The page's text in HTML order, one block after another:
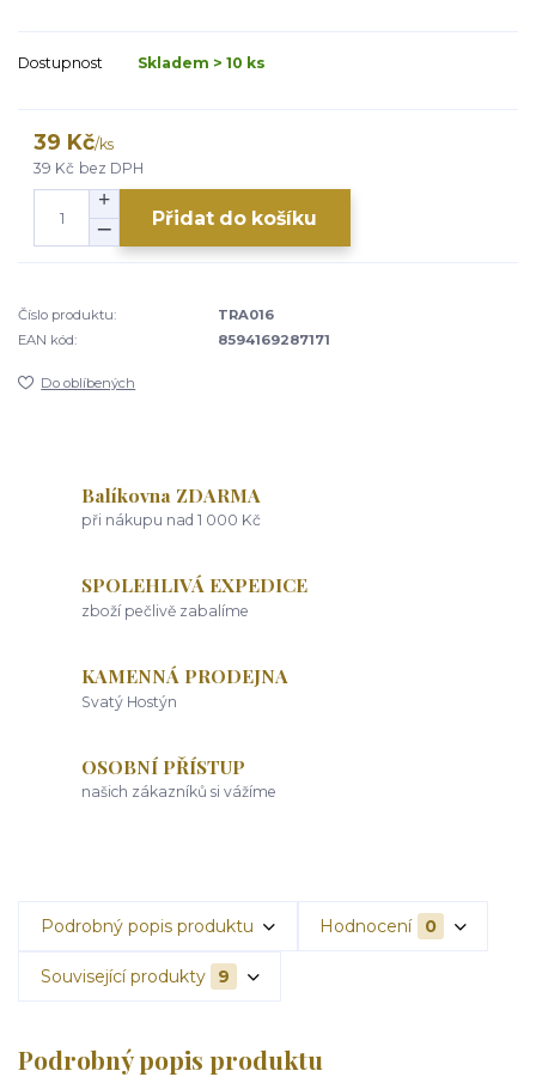
Dostupnost Skladem > 10 ks
39 Kč/ks
39 Kč bez DPH
Přidat do košíku
Číslo produktu:
TRA016
EAN kód:
8594169287171
Do oblíbených
Balíkovna ZDARMA
při nákupu nad 1 000 Kč
SPOLEHLIVÁ EXPEDICE
zboží pečlivě zabalíme
KAMENNÁ PRODEJNA
Svatý Hostýn
OSOBNÍ PŘÍSTUP
našich zákazníků si vážíme
Podrobný popis produktu Hodnocení 0
Související produkty 9
Podrobný popis produktu